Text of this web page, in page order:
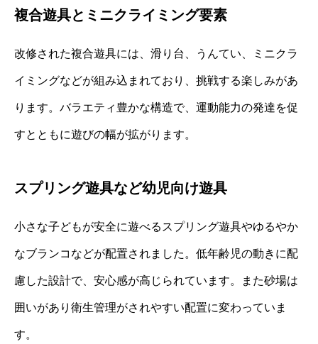
複合遊具とミニクライミング要素
改修された複合遊具には、滑り台、うんてい、ミニクラ
イミングなどが組み込まれており、挑戦する楽しみがあ
ります。バラエティ豊かな構造で、運動能力の発達を促
すとともに遊びの幅が拡がります。
スプリング遊具など幼児向け遊具
小さな子どもが安全に遊べるスプリング遊具やゆるやか
なブランコなどが配置されました。低年齢児の動きに配
慮した設計で、安心感が高じられています。また砂場は
囲いがあり衛生管理がされやすい配置に変わっていま
す。